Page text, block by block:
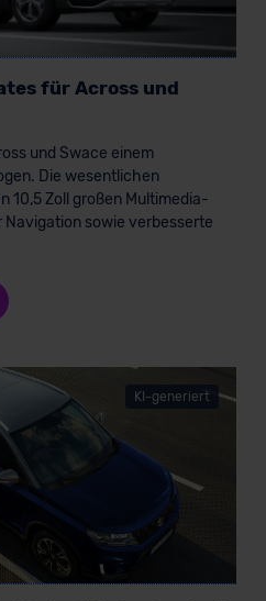
(Art. 46 Abs. 2 lit. c
Ihre Einwilligung freiwillig
Sie über den Kontakt zu
anfordern.
für Across und
und Swace einem
Die wesentlichen
10,5 Zoll großen Multimedia-
sowie verbesserte
KI-generiert